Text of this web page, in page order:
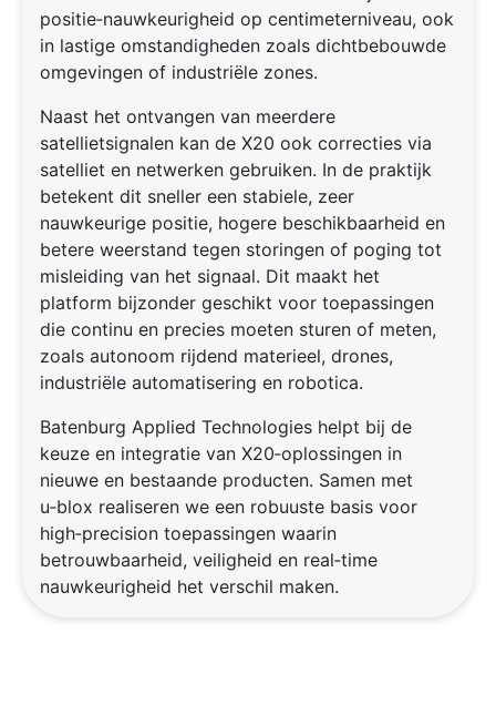
positie‑nauwkeurigheid op centimeterniveau, ook
in lastige omstandigheden zoals dichtbebouwde
omgevingen of industriële zones.
Naast het ontvangen van meerdere
satellietsignalen kan de X20 ook correcties via
satelliet en netwerken gebruiken. In de praktijk
betekent dit sneller een stabiele, zeer
nauwkeurige positie, hogere beschikbaarheid en
betere weerstand tegen storingen of poging tot
misleiding van het signaal. Dit maakt het
platform bijzonder geschikt voor toepassingen
die continu en precies moeten sturen of meten,
zoals autonoom rijdend materieel, drones,
industriële automatisering en robotica.
Batenburg Applied Technologies helpt bij de
keuze en integratie van X20‑oplossingen in
nieuwe en bestaande producten. Samen met
u‑blox realiseren we een robuuste basis voor
high‑precision toepassingen waarin
betrouwbaarheid, veiligheid en real‑time
nauwkeurigheid het verschil maken.